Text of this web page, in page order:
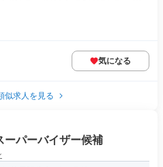
気になる
似求人を見る
ーパーバイザー候補